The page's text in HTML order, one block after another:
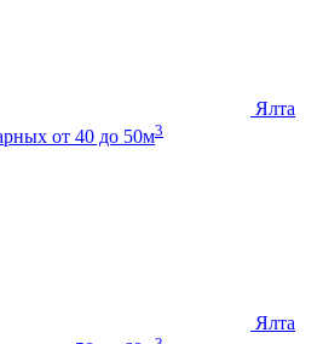
Ялта
от 40 до 50м3
Ялта